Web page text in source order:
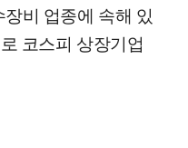
비 업종에 속해 있
코스피 상장기업